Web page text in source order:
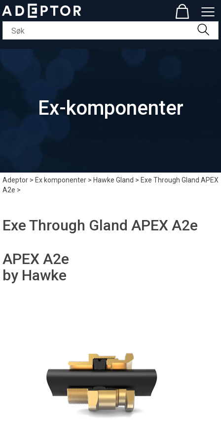
Ex-komponenter
Adeptor>Ex komponenter>Hawke Gland>Exe Through Gland APEX
A2e>
Exe Through Gland APEX A2e
APEX A2e
by Hawke